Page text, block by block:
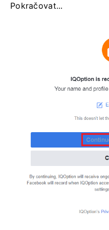
Pokračovat...